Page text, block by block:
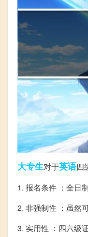
大专生对于英语四
1. 报名条件 ：全日
2. 非强制性 ：虽然
3. 实用性 ：四六级